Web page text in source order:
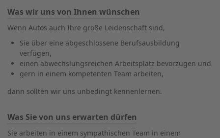
Was wir uns von Ihnen wünschen
Wenn Autos auch Ihre große Leidenschaft sind,
Sie über eine abgeschlossene Berufsausbildung
verfügen,
einen abwechslungsreichen Arbeitsplatz bevorzugen und
gern in einem kompetenten Team arbeiten,
dann sollten wir uns unbedingt kennenlernen.
Was Sie von uns erwarten dürfen
Sie arbeiten in einem sympathischen Team in einem